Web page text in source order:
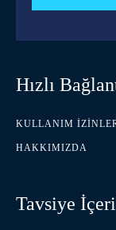
Hızlı
KULLANIM
HAKKIMIZDA
Tavsiye